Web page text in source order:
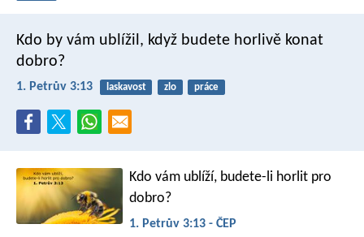
Kdo by vám ublížil, když budete horlivě konat
dobro?
1. Petrův 3:13 laskavost zlo práce
Kdo vám ublíží, budete-li horlit pro
dobro?
1. Petrův 3:13 - ČEP